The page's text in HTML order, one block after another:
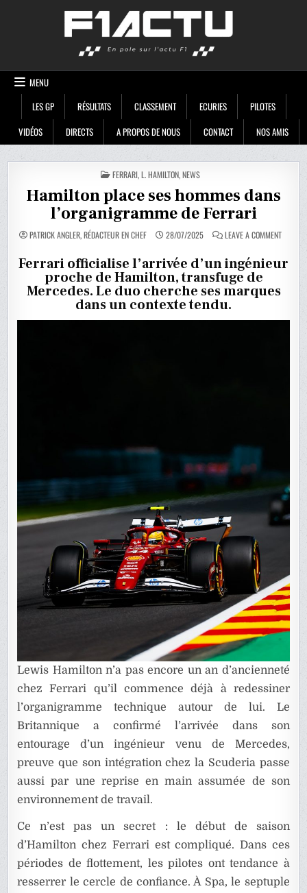
MENU
LES GP
RÉSULTATS CLASSEMENT ECURIES
PILOTES
VIDÉOS
DIRECTS A PROPOS DE NOUS CONTACT NOS AMIS
POSTED
IN
FERRARI,L. HAMILTON,NEWS
Hamilton place ses hommes dans
l’organigramme de Ferrari
PATRICK ANGLER, RÉDACTEUR EN CHEF 28/07/2025 LEAVE A COMMENTON
SES
DE
Ferrari officialise l’arrivée d’un ingénieur
proche de Hamilton, transfuge de
Mercedes. Le duo cherche ses marques
dans un contexte tendu.
Lewis Hamilton n’a pas encore un an d’ancienneté
chez Ferrari qu’il commence déjà à redessiner
l’organigramme technique autour de lui. Le
Britannique a confirmé l’arrivée dans son
entourage d’un ingénieur venu de Mercedes,
preuve que son intégration chez la Scuderia passe
aussi par une reprise en main assumée de son
environnement de travail.
Ce n’est pas un secret : le début de saison
d’Hamilton chez Ferrari est compliqué. Dans ces
périodes de flottement, les pilotes ont tendance à
resserrer le cercle de confiance. À Spa, le septuple